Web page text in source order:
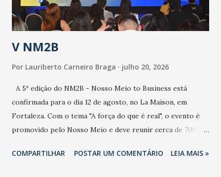
contaminação alta, podendo gerar um grande risco à
população e ao sistema de saúde. “Precisamos saber fazer a
estratificação do risco da doença, para não so...
V NM2B
Por Lauriberto Carneiro Braga julho 20, 2026
A 5ª edição do NM2B - Nosso Meio to Business está
confirmada para o dia 12 de agosto, no La Maison, em
Fortaleza. Com o tema "A força do que é real", o evento é
promovido pelo Nosso Meio e deve reunir cerca de 700
e lideranças do Mercado Nacional. Desde 2022, o NM2B
COMPARTILHAR POSTAR UM COMENTÁRIO LEIA MAIS »